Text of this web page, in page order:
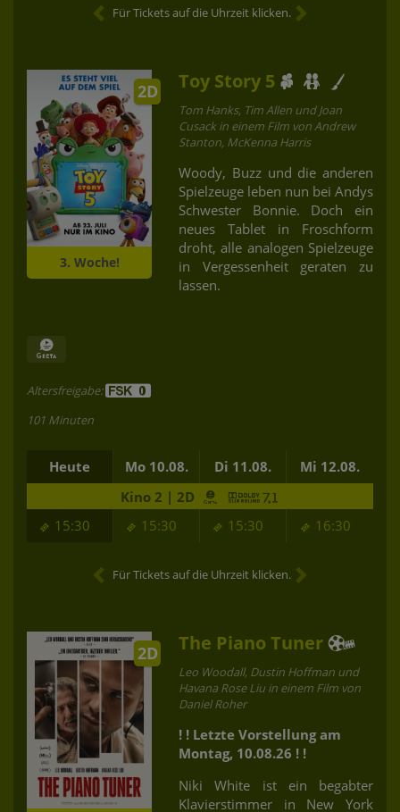
Für Tickets auf die Uhrzeit klicken.
2D
3. Woche!
Toy Story 5
Tom Hanks, Tim Allen und Joan
Cusack in einem Film von Andrew
Stanton, McKenna Harris
Woody, Buzz und die anderen
Spielzeuge leben nun bei Andys
Schwester Bonnie. Doch ein
neues Tablet in Froschform
droht, alle analogen Spielzeuge
in Vergessenheit geraten zu
lassen.
Altersfreigabe:
101 Minuten
Heute Mo 10.08. Di 11.08. Mi 12.08.
15:30 15:30 15:30 16:30
Kino 2 | 2D
Für Tickets auf die Uhrzeit klicken.
2D The Piano Tuner
Leo Woodall, Dustin Hoffman und
Havana Rose Liu in einem Film von
Daniel Roher
! ! Letzte Vorstellung am
Montag, 10.08.26 ! !
Niki White ist ein begabter
Klavierstimmer in New York